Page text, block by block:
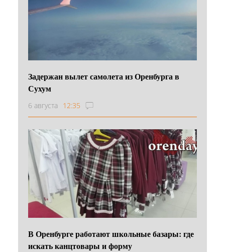
Задержан вылет самолета из Оренбурга в
Сухум
6 августа 12:35
В Оренбурге работают школьные базары: где
искать канцтовары и форму